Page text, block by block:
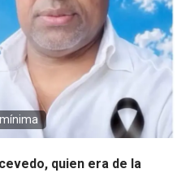
quien era de la